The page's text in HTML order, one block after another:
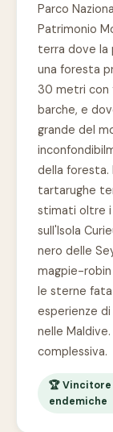
Parco
Patrimonio
terra dove la
una foresta
30 metri con
barche, e
grande del
della foresta.
tartarughe
stimati oltre i
sull'Isola
nero delle
magpie-
le sterne
esperienze di
nelle
complessiva.
🏆
endemiche